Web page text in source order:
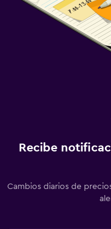
Recibe
Cambios diarios de